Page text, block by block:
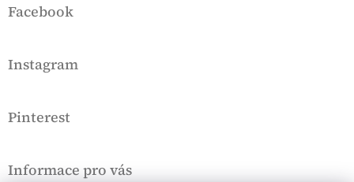
pFacebook
Instagram
Pinterest
Informace pro vás